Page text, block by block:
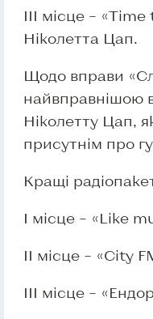
ІІІ місце –
Ніколетта Цап.
Щодо вправи
найвправнішою
Ніколетту Цап,
присутнім про
Кращі
І місце – «Like
ІІ місце – «City
ІІІ місце –